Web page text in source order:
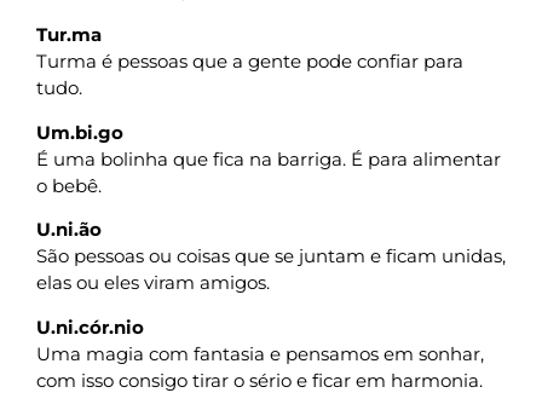
Tur.ma
Turma é pessoas que a gente pode confiar para
tudo.
Um.bi.go
É uma bolinha que fica na barriga. É para alimentar
o bebê.
U.ni.ão
São pessoas ou coisas que se juntam e ficam unidas,
elas ou eles viram amigos.
U.ni.cór.nio
Uma magia com fantasia e pensamos em sonhar,
com isso consigo tirar o sério e ficar em harmonia.